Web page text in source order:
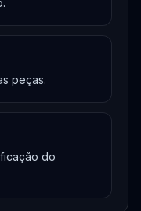
peças.
do